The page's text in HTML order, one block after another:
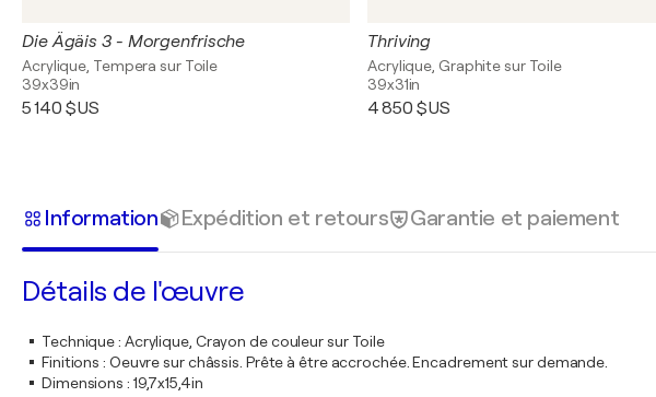
Die Ägäis 3 - Morgenfrische
Acrylique, Tempera sur Toile
39x39in
5 140 $US
Thriving
Acrylique, Graphite sur Toile
39x31in
4 850 $US
Information Expédition et retours Garantie et paiement
Détails de l'œuvre
Technique: Acrylique, Crayon de couleur sur Toile
Finitions : Oeuvre sur châssis. Prête à être accrochée. Encadrement sur demande.
Dimensions : 19,7x15,4in